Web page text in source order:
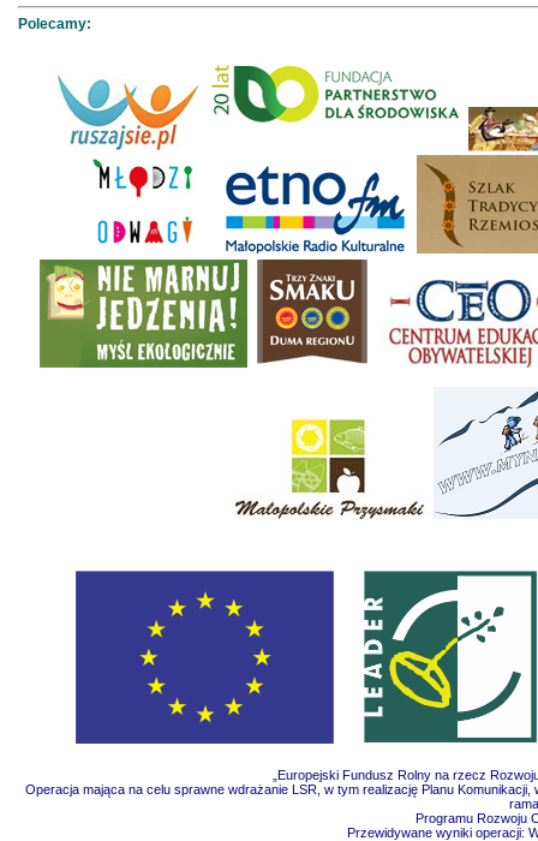
Polecamy:
„Europejski Fundusz Rolny na rzecz
Operacja mająca na celu sprawne wdrażanie LSR, w tym realizację Planu
Programu Rozwoju
Przewidywane wyniki operacji: